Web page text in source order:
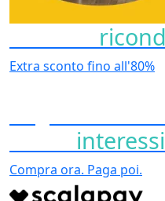
Extra sconto fino all'80%
Compra ora. Paga poi.